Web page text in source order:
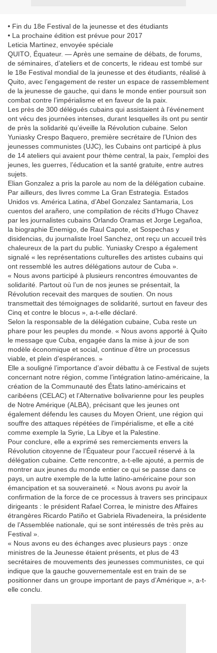
• Fin du 18e Festival de la jeunesse et des étudiants
• La prochaine édition est prévue pour 2017
Leticia Martinez, envoyée spéciale
QUITO, Équateur. — Après une semaine de débats, de forums,
de séminaires, d’ateliers et de concerts, le rideau est tombé sur
le 18e Festival mondial de la jeunesse et des étudiants, réalisé à
Quito, avec l’engagement de rester un espace de rassemblement
de la jeunesse de gauche, qui dans le monde entier poursuit son
combat contre l’impérialisme et en faveur de la paix.
Les près de 300 délégués cubains qui assistaient à l’événement
ont vécu des journées intenses, durant lesquelles ils ont pu sentir
de près la solidarité qu’éveille la Révolution cubaine. Selon
Yuniasky Crespo Baquero, première secrétaire de l’Union des
jeunesses communistes (UJC), les Cubains ont participé à plus
de 14 ateliers qui avaient pour thème central, la paix, l’emploi des
jeunes, les guerres, l’éducation et la santé gratuite, entre autres
sujets.
Elian Gonzalez a pris la parole au nom de la délégation cubaine.
Par ailleurs, des livres comme La Gran Estrategia. Estados
Unidos vs. América Latina, d’Abel Gonzalez Santamaria, Los
cuentos del arañero, une compilation de récits d’Hugo Chavez
par les journalistes cubains Orlando Oramas et Jorge Legañoa,
la biographie Enemigo, de Raul Capote, et Sospechas y
disidencias, du journaliste Iroel Sanchez, ont reçu un accueil très
chaleureux de la part du public. Yuniasky Crespo a également
signalé « les représentations culturelles des artistes cubains qui
ont ressemblé les autres délégations autour de Cuba ».
« Nous avons participé à plusieurs rencontres émouvantes de
solidarité. Partout où l’un de nos jeunes se présentait, la
Révolution recevait des marques de soutien. On nous
transmettait des témoignages de solidarité, surtout en faveur des
Cinq et contre le blocus », a-t-elle déclaré.
Selon la responsable de la délégation cubaine, Cuba reste un
phare pour les peuples du monde. « Nous avons apporté à Quito
le message que Cuba, engagée dans la mise à jour de son
modèle économique et social, continue d’être un processus
viable, et plein d’espérances. »
Elle a souligné l’importance d’avoir débattu à ce Festival de sujets
concernant notre région, comme l’intégration latino-américaine, la
création de la Communauté des États latino-américains et
caribéens (CELAC) et l’Alternative bolivarienne pour les peuples
de Notre Amérique (ALBA), précisant que les jeunes ont
également défendu les causes du Moyen Orient, une région qui
souffre des attaques répétées de l’impérialisme, et elle a cité
comme exemple la Syrie, La Libye et la Palestine.
Pour conclure, elle a exprimé ses remerciements envers la
Révolution citoyenne de l’Équateur pour l’accueil réservé à la
délégation cubaine. Cette rencontre, a-t-elle ajouté, a permis de
montrer aux jeunes du monde entier ce qui se passe dans ce
pays, un autre exemple de la lutte latino-américaine pour son
émancipation et sa souveraineté. « Nous avons pu avoir la
confirmation de la force de ce processus à travers ses principaux
dirigeants : le président Rafael Correa, le ministre des Affaires
étrangères Ricardo Patiño et Gabriela Rivadeneira, la présidente
de l’Assemblée nationale, qui se sont intéressés de très près au
Festival ».
« Nous avons eu des échanges avec plusieurs pays : onze
ministres de la Jeunesse étaient présents, et plus de 43
secrétaires de mouvements des jeunesses communistes, ce qui
indique que la gauche gouvernementale est en train de se
positionner dans un groupe important de pays d’Amérique », a-t-
elle conclu.